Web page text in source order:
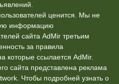
ценится. Мы не
информацию
сайта AdMir третьим
за правила
которые ссылается AdMir.
сайта представлена реклама
Чтобы подробней узнать о